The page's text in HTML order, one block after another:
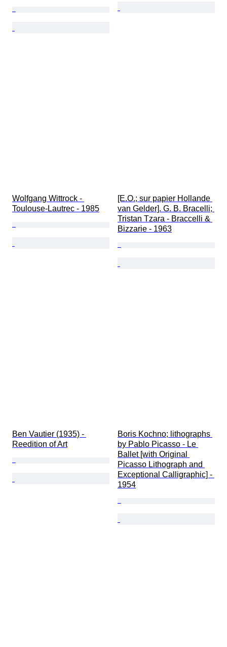
Wolfgang Wittrock -
Toulouse-Lautrec - 1985
[E.O.; sur papier Hollande
van Gelder]. G. B. Bracelli;
Tristan Tzara - Braccelli &
Bizzarie - 1963
Ben Vautier (1935) -
Reedition of Art
Boris Kochno; lithographs
by Pablo Picasso - Le
Ballet [with Original
Picasso Lithograph and
Exceptional Calligraphic] -
1954